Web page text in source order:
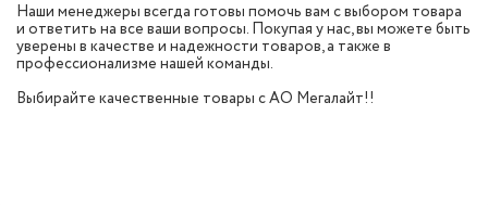
Наши менеджеры всегда готовы помочь вам с выбором товара
и ответить на все ваши вопросы. Покупая у нас, вы можете быть
уверены в качестве и надежности товаров, а также в
профессионализме нашей команды.
Выбирайте качественные товары с АО Мегалайт!!